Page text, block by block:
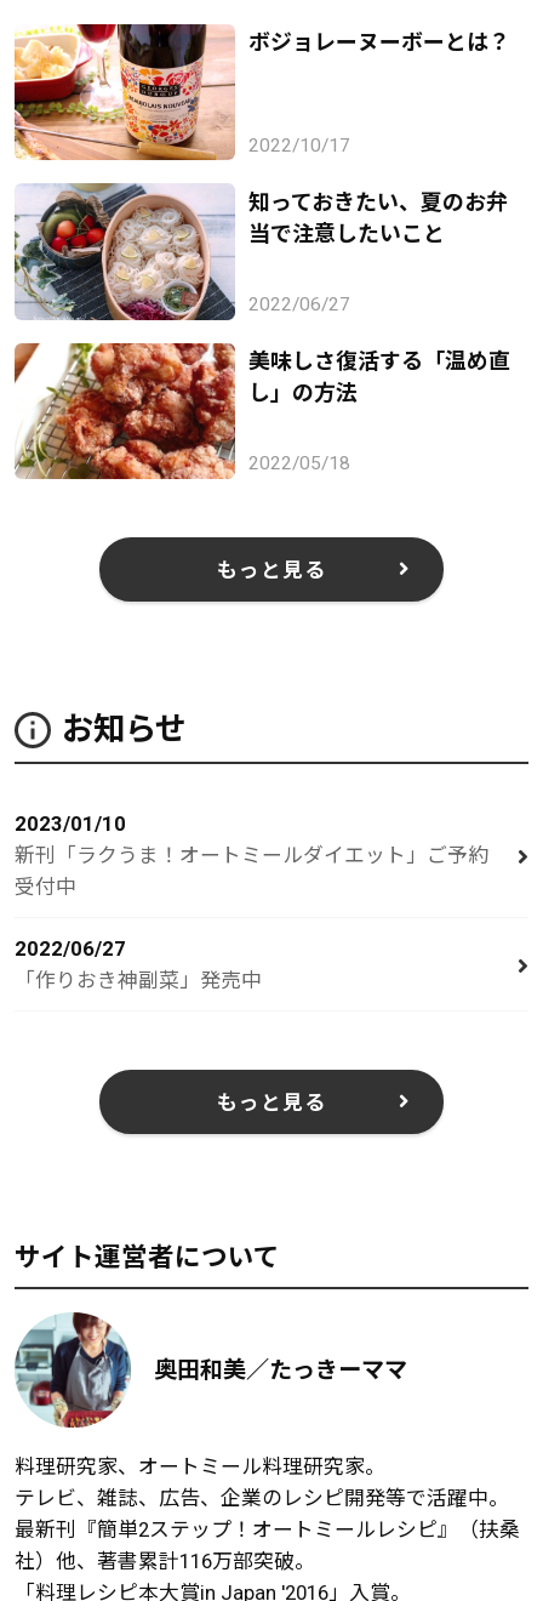
ボジョレーヌーボーとは？
2022/10/17
知っておきたい、夏のお弁
当で注意したいこと
2022/06/27
美味しさ復活する「温め直
し」の方法
2022/05/18
もっと見る
お知らせ
2023/01/10
新刊「ラクうま！オートミールダイエット」ご予約
受付中
2022/06/27
「作りおき神副菜」発売中
もっと見る
サイト運営者について
奥田和美／たっきーママ
料理研究家、オートミール料理研究家。
テレビ、雑誌、広告、企業のレシピ開発等で活躍中。
最新刊『簡単2ステップ！オートミールレシピ』（扶桑
社）他、著書累計116万部突破。
「料理レシピ本大賞in Japan '2016」入賞。